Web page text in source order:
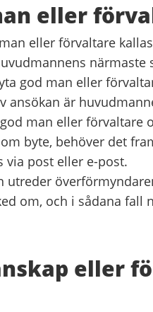
eller
eller förvaltare
närmaste
god man eller
ansökan är
man eller förvaltare
byte, behöver det
via post eller e-post.
utreder
om, och i sådana fall
eller